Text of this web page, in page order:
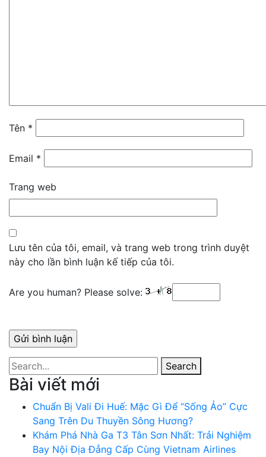
Tên *
Email *
Trang web
Lưu tên của tôi, email, và trang web trong trình duyệt
này cho lần bình luận kế tiếp của tôi.
Are you human? Please solve:
Search
Bài viết mới
Chuẩn Bị Vali Đi Huế: Mặc Gì Để “Sống Ảo” Cực
Sang Trên Du Thuyền Sông Hương?
Khám Phá Nhà Ga T3 Tân Sơn Nhất: Trải Nghiệm
Bay Nội Địa Đẳng Cấp Cùng Vietnam Airlines